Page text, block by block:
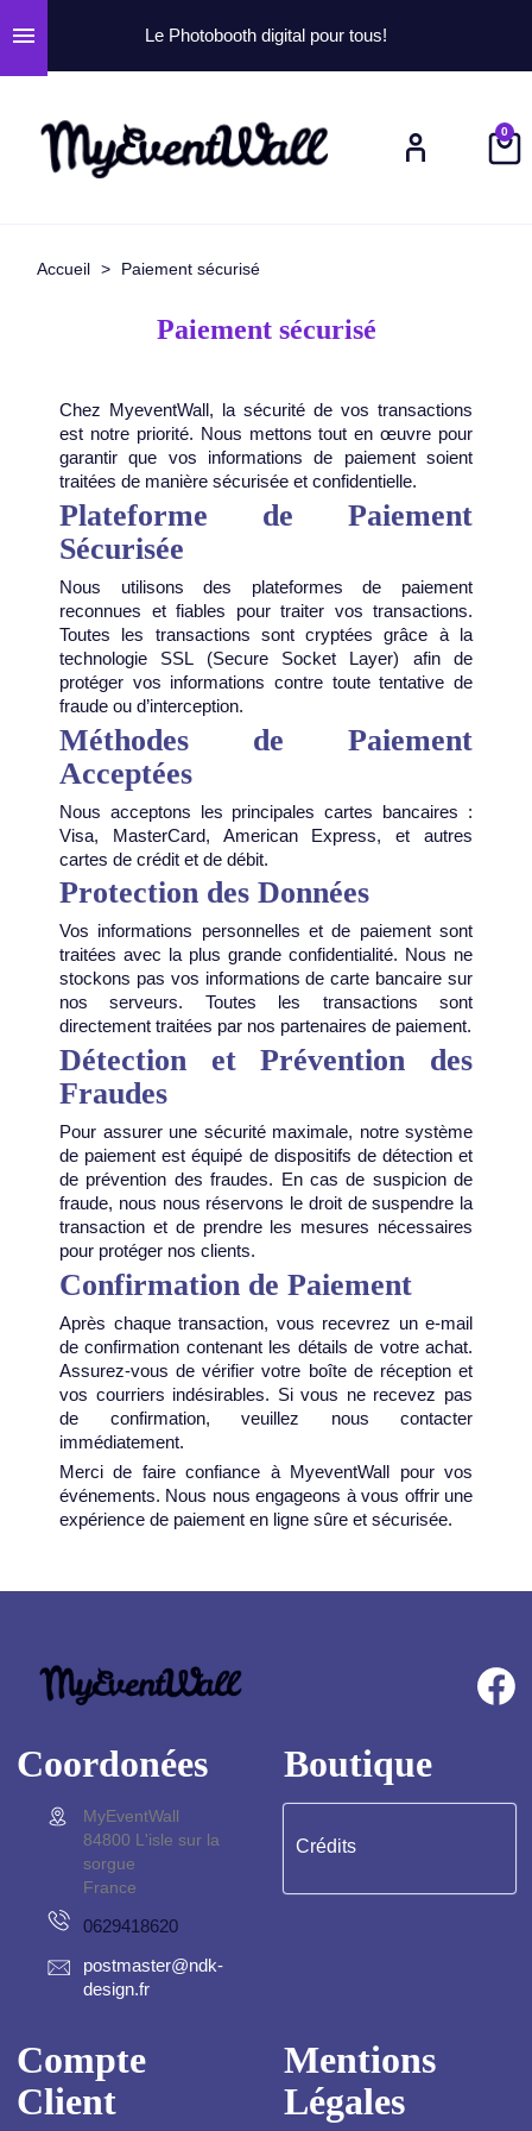
Le Photobooth digital pour tous!
0
Accueil Paiement sécurisé
Paiement sécurisé
Chez MyeventWall, la sécurité de vos transactions
est notre priorité. Nous mettons tout en œuvre pour
garantir que vos informations de paiement soient
traitées de manière sécurisée et confidentielle.
Plateforme de Paiement
Sécurisée
Nous utilisons des plateformes de paiement
reconnues et fiables pour traiter vos transactions.
Toutes les transactions sont cryptées grâce à la
technologie SSL (Secure Socket Layer) afin de
protéger vos informations contre toute tentative de
fraude ou d’interception.
Méthodes de Paiement
Acceptées
Nous acceptons les principales cartes bancaires :
Visa, MasterCard, American Express, et autres
cartes de crédit et de débit.
Protection des Données
Vos informations personnelles et de paiement sont
traitées avec la plus grande confidentialité. Nous ne
stockons pas vos informations de carte bancaire sur
nos serveurs. Toutes les transactions sont
directement traitées par nos partenaires de paiement.
Détection et Prévention des
Fraudes
Pour assurer une sécurité maximale, notre système
de paiement est équipé de dispositifs de détection et
de prévention des fraudes. En cas de suspicion de
fraude, nous nous réservons le droit de suspendre la
transaction et de prendre les mesures nécessaires
pour protéger nos clients.
Confirmation de Paiement
Après chaque transaction, vous recevrez un e-mail
de confirmation contenant les détails de votre achat.
Assurez-vous de vérifier votre boîte de réception et
vos courriers indésirables. Si vous ne recevez pas
de confirmation, veuillez nous contacter
immédiatement.
Merci de faire confiance à MyeventWall pour vos
événements. Nous nous engageons à vous offrir une
expérience de paiement en ligne sûre et sécurisée.
Coordonées
MyEventWall
84800 L'isle sur la
sorgue
France
0629418620
postmaster@ndk-
design.fr
Boutique
Crédits
Compte
Client
Mentions
Légales
menu